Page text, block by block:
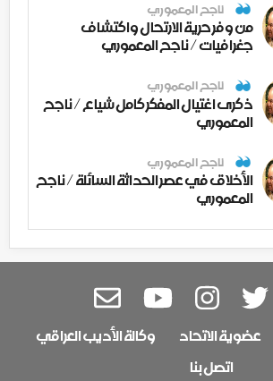
ناجح المعموري
من وفر حرية الارتحال واكتشاف
جغرافيات / ناجح المعموري
ناجح المعموري
ذكرى اغتيال المفكر كامل شياع / ناجح
المعموري
ناجح المعموري
الأخلاق في عصر الحداثة السائلة / ناجح
المعموري
عضوية الاتحاد
وكالة الأديب العراقي
اتصل بنا